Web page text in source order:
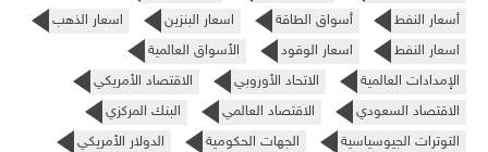
أسعار النفط
أسواق الطاقة اسعار البنزين
اسعار الذهب
اسعار النفط
اسعار الوقود
الأسواق العالمية
الإمدادات العالمية
الاتحاد الأوروبي
الاقتصاد الأمريكي
الاقتصاد السعودي
الاقتصاد العالمي
البنك المركزي
التوترات الجيوسياسية
الجهات الحكومية
الدولار الأمريكي